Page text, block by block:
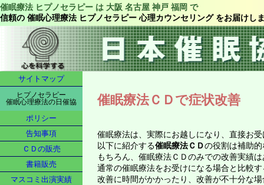
催眠療法 ヒプノセラピー は 大阪 名古屋 神戸 福岡 で
信頼の 催眠心理療法 ヒプノセラピー 心理カウンセリング をお届けし
サイトマップ
ヒプノセラピー
催眠心理療法の日催協
ポリシー
告知事項
ＣＤの販売
書籍販売
マスコミ出演実績
催眠療法ＣＤで症状改善
催眠療法は、実際にお越しになり、直接お
以下に紹介する催眠療法ＣＤの役割は補助
もちろん、催眠療法ＣＤのみでの改善実績
通常の催眠療法をお受けになる場合と比較
改善に時間がかかったり、改善が不十分な